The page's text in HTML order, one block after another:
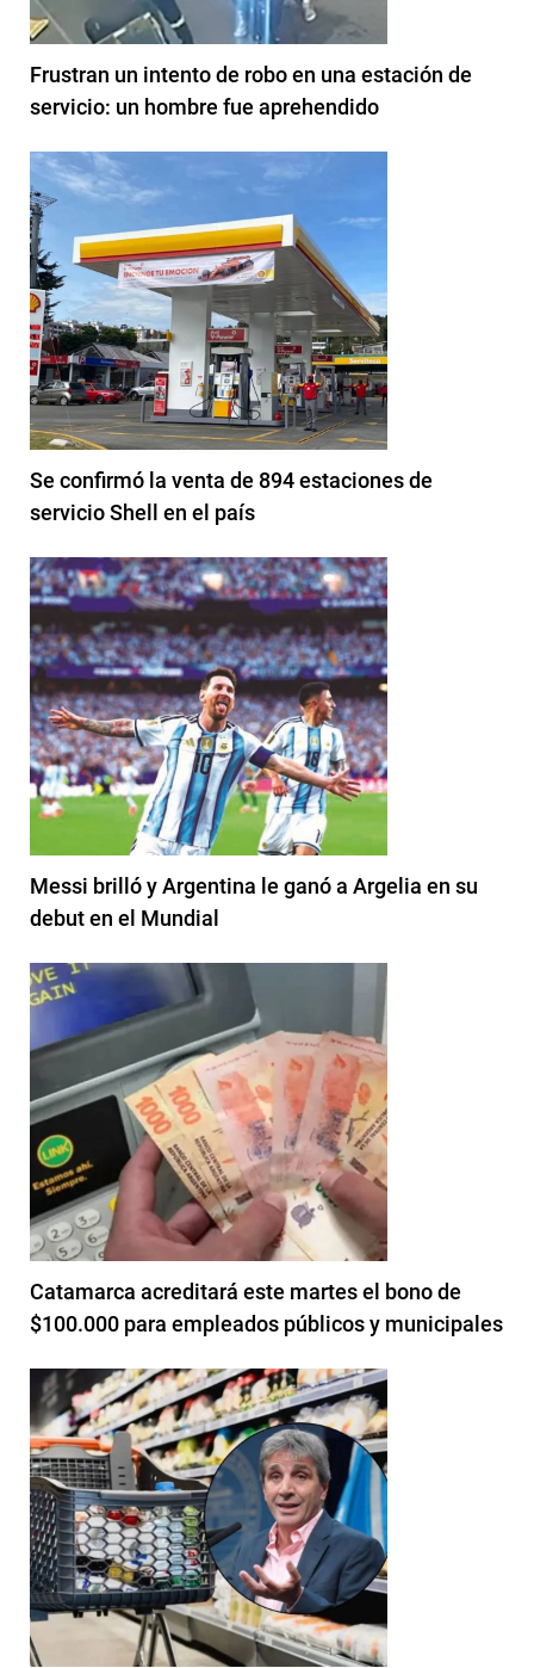
Frustran un intento de robo en una estación de
servicio: un hombre fue aprehendido
Se confirmó la venta de 894 estaciones de
servicio Shell en el país
Messi brilló y Argentina le ganó a Argelia en su
debut en el Mundial
Catamarca acreditará este martes el bono de
$100.000 para empleados públicos y municipales